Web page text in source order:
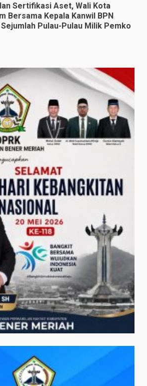
Sertifikasi Aset, Wali Kota
Bersama Kepala Kanwil BPN
Pulau-Pulau Milik Pemko